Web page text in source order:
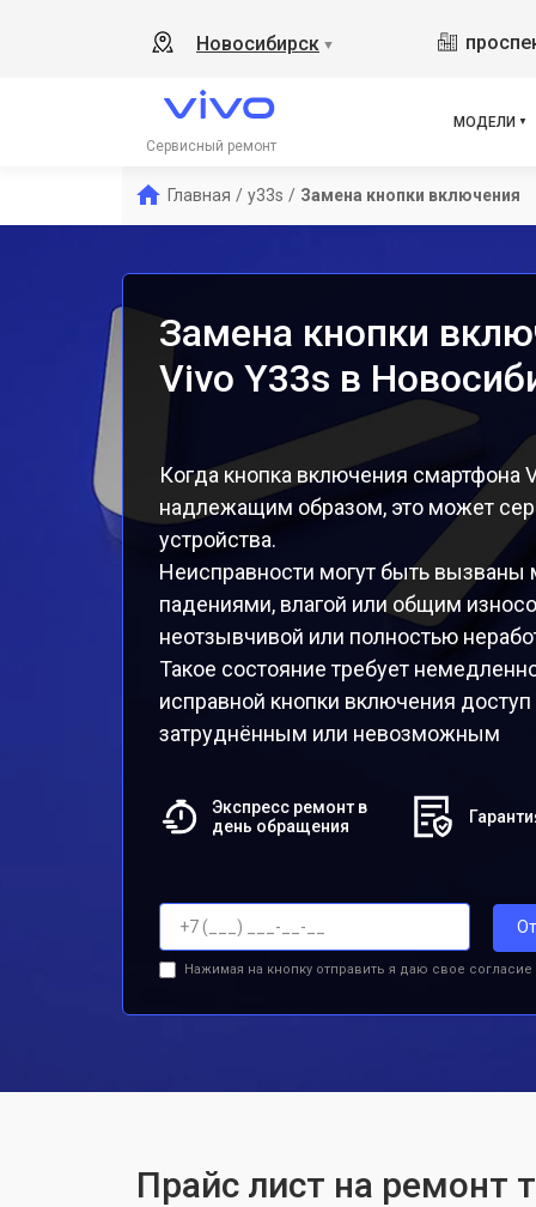
Новосибирск ▼
Сервисный ремонт
МОДЕЛИV23e
Y12
Главная / y33s / Замена кнопки включения
Замена кнопки
Vivo Y33s в
Когда кнопка включения смартфона
надлежащим образом, это может
устройства.
Неисправности могут быть
падениями, влагой или общим
неотзывчивой или полностью
Такое состояние требует
исправной кнопки включения доступ
затруднённым или невозможным
Экспресс ремонт в
день обращения
Нажимая на кнопку отправить я даю свое согласие
Прайс лист на ремонт